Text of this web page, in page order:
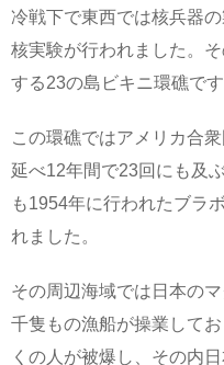
冷戦下で東西では核兵器
核実験が行われました。
する23の島ビキニ環礁です
この環礁ではアメリカ合
延べ12年間で23回にも及
も1954年に行われたブラ
れました。
その周辺海域では日本の
千隻もの漁船が操業して
くの人が被爆し、その内